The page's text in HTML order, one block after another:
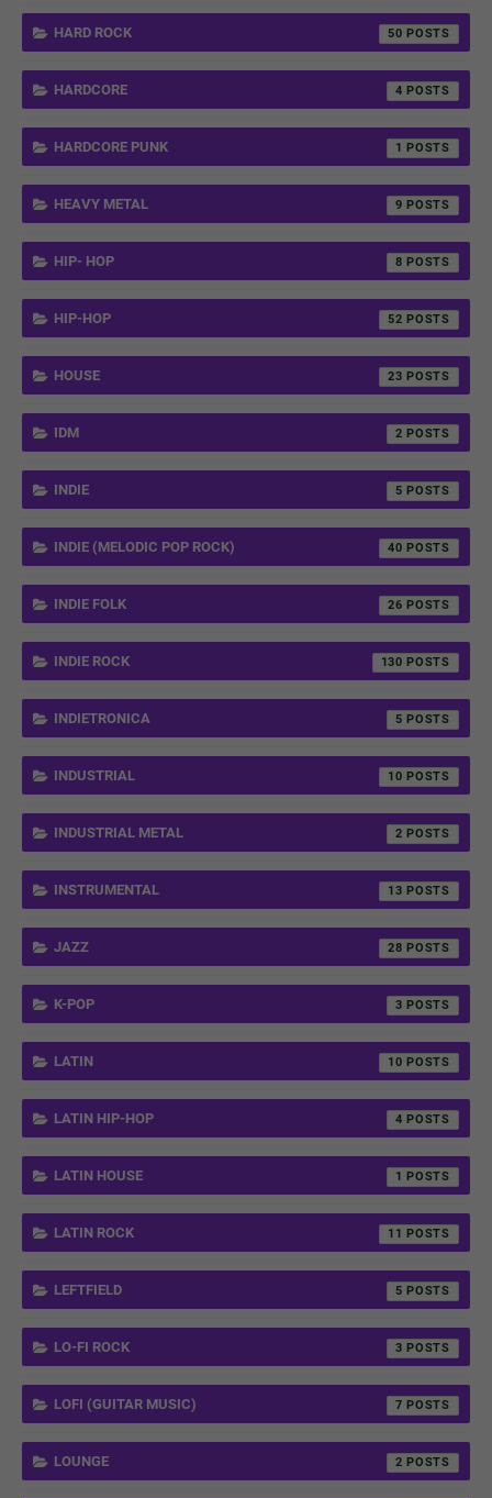
HARD ROCK 50
HARDCORE 4
HARDCORE PUNK 1
HEAVY METAL 9
HIP- HOP 8
HIP-HOP 52
HOUSE 23
IDM 2
INDIE 5
INDIE (MELODIC POP ROCK) 40
INDIE FOLK 26
INDIE ROCK 130
INDIETRONICA 5
INDUSTRIAL 10
INDUSTRIAL METAL 2
INSTRUMENTAL 13
JAZZ 28
K-POP 3
LATIN 10
LATIN HIP-HOP 4
LATIN HOUSE 1
LATIN ROCK 11
LEFTFIELD 5
LO-FI ROCK 3
LOFI (GUITAR MUSIC) 7
LOUNGE 2